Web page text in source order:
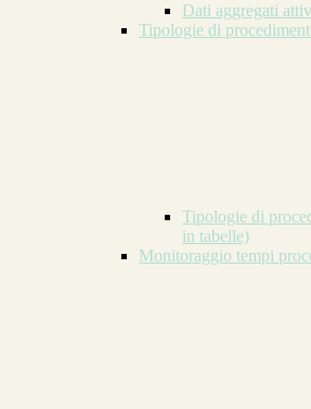
Dati aggregati
Tipologie di
Tipologie di
in tabelle)
Monitoraggio tempi